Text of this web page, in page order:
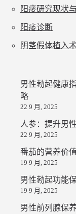
阳痿研究现状
阳痿诊断
阴茎假体植入
男性勃起健康
略
22 9 月, 2025
人参：提升男
22 9 月, 2025
番茄的营养价
19 9 月, 2025
男性勃起功能
19 9 月, 2025
男性前列腺保